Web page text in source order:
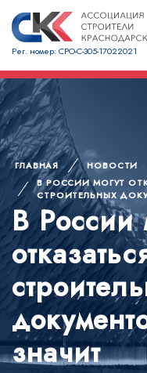
Рег. номер: СРО-С-305-17022021
ГЛАВНАЯ
НОВОСТИ
В РОССИИ МОГУТ
СТРОИТЕЛЬНЫХ
В России
значит